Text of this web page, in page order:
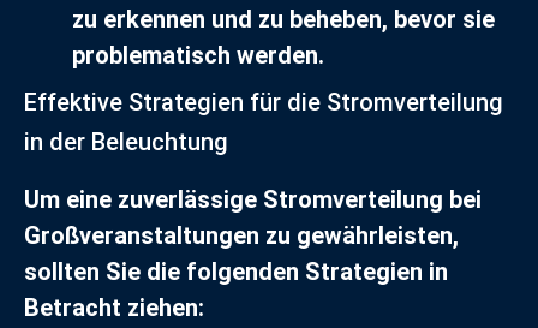
zu erkennen und zu beheben, bevor sie
problematisch werden.
Effektive Strategien für die Stromverteilung
in der Beleuchtung
Um eine zuverlässige Stromverteilung bei
Großveranstaltungen zu gewährleisten,
sollten Sie die folgenden Strategien in
Betracht ziehen: